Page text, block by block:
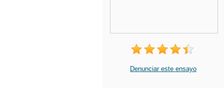
Denunciar este ensayo